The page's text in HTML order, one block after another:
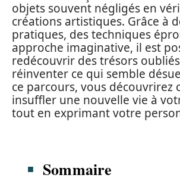
objets souvent négligés en
créations artistiques. Grâce à
pratiques, des techniques
approche imaginative, il est
redécouvrir des trésors
réinventer ce qui semble
ce parcours, vous découvrirez
insuffler une nouvelle vie à
tout en exprimant votre
Sommaire